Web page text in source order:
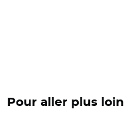
Pour aller plus loin